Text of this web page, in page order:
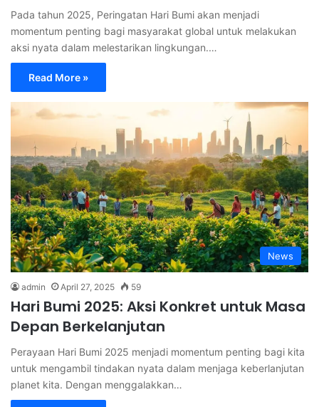
Pada tahun 2025, Peringatan Hari Bumi akan menjadi
momentum penting bagi masyarakat global untuk melakukan
aksi nyata dalam melestarikan lingkungan.…
Read More »
News
admin April 27, 2025 59
Hari Bumi 2025: Aksi Konkret untuk Masa
Depan Berkelanjutan
Perayaan Hari Bumi 2025 menjadi momentum penting bagi kita
untuk mengambil tindakan nyata dalam menjaga keberlanjutan
planet kita. Dengan menggalakkan…